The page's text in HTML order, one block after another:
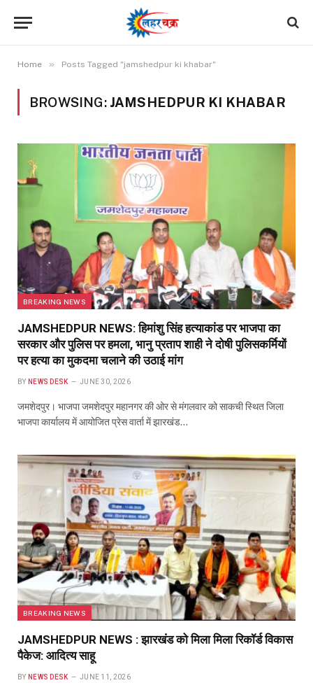
Home » Posts Tagged "jamshedpur ki khabar"
BROWSING: JAMSHEDPUR KI KHABAR
BREAKING NEWS
JAMSHEDPUR NEWS: हिमांशु सिंह हत्याकांड पर भाजपा का
सरकार और पुलिस पर हमला, भानु प्रताप शाही ने दोषी पुलिसकर्मियों
पर हत्या का मुकदमा चलाने की उठाई मांग
BY NEWS DESK JUNE 30, 2026
जमशेदपुर। भाजपा जमशेदपुर महानगर की ओर से मंगलवार को साकची स्थित जिला
भाजपा कार्यालय में आयोजित प्रेस वार्ता में झारखंड…
BREAKING NEWS
JAMSHEDPUR NEWS : झारखंड को मिला मिला रिकॉर्ड विकास
पैकेज: आदित्य साहू
BY NEWS DESK JUNE 11, 2026